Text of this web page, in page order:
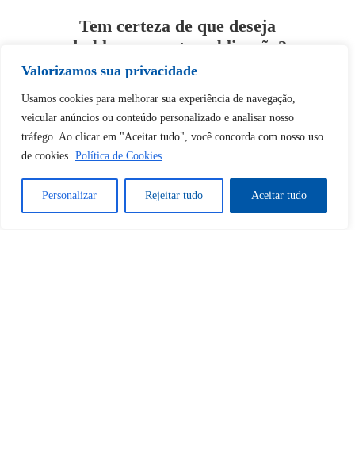
Valorizamos sua privacidade
Usamos cookies para melhorar sua experiência de navegação,
veicular anúncios ou conteúdo personalizado e analisar nosso
tráfego. Ao clicar em "Aceitar tudo", você concorda com nosso uso
de cookies. Política de Cookies
Personalizar Rejeitar tudo Aceitar tudo
Tem certeza de que deseja
desbloquear esta publicação?
Desbloquear esquerda : 0
Sim Não